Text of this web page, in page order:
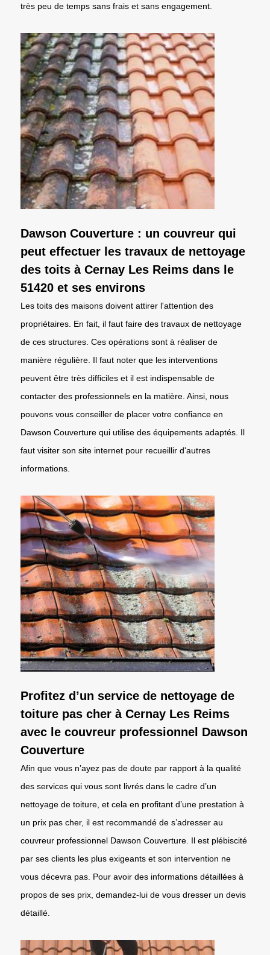
très peu de temps sans frais et sans engagement.
Dawson Couverture : un couvreur qui
peut effectuer les travaux de nettoyage
des toits à Cernay Les Reims dans le
51420 et ses environs
Les toits des maisons doivent attirer l'attention des
propriétaires. En fait, il faut faire des travaux de nettoyage
de ces structures. Ces opérations sont à réaliser de
manière régulière. Il faut noter que les interventions
peuvent être très difficiles et il est indispensable de
contacter des professionnels en la matière. Ainsi, nous
pouvons vous conseiller de placer votre confiance en
Dawson Couverture qui utilise des équipements adaptés. Il
faut visiter son site internet pour recueillir d'autres
informations.
Profitez d’un service de nettoyage de
toiture pas cher à Cernay Les Reims
avec le couvreur professionnel Dawson
Couverture
Afin que vous n’ayez pas de doute par rapport à la qualité
des services qui vous sont livrés dans le cadre d’un
nettoyage de toiture, et cela en profitant d’une prestation à
un prix pas cher, il est recommandé de s’adresser au
couvreur professionnel Dawson Couverture. Il est plébiscité
par ses clients les plus exigeants et son intervention ne
vous décevra pas. Pour avoir des informations détaillées à
propos de ses prix, demandez-lui de vous dresser un devis
détaillé.